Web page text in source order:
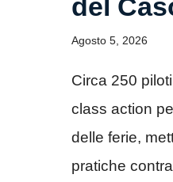
del
Agosto 5, 2026
Circa 250
class action
delle ferie,
pratiche